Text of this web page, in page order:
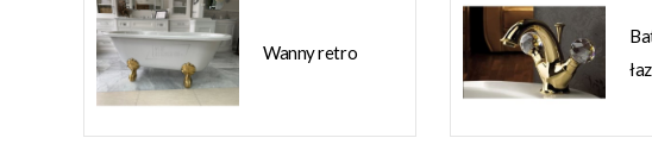
Wanny retro